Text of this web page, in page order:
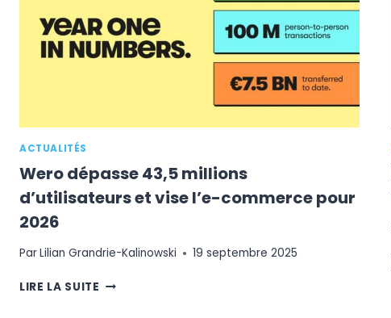
ACTUALITÉS
Wero dépasse 43,5 millions
d’utilisateurs et vise l’e-commerce pour
2026
ParLilian Grandrie-Kalinowski 19 septembre 2025
LIRE LA SUITE WERO